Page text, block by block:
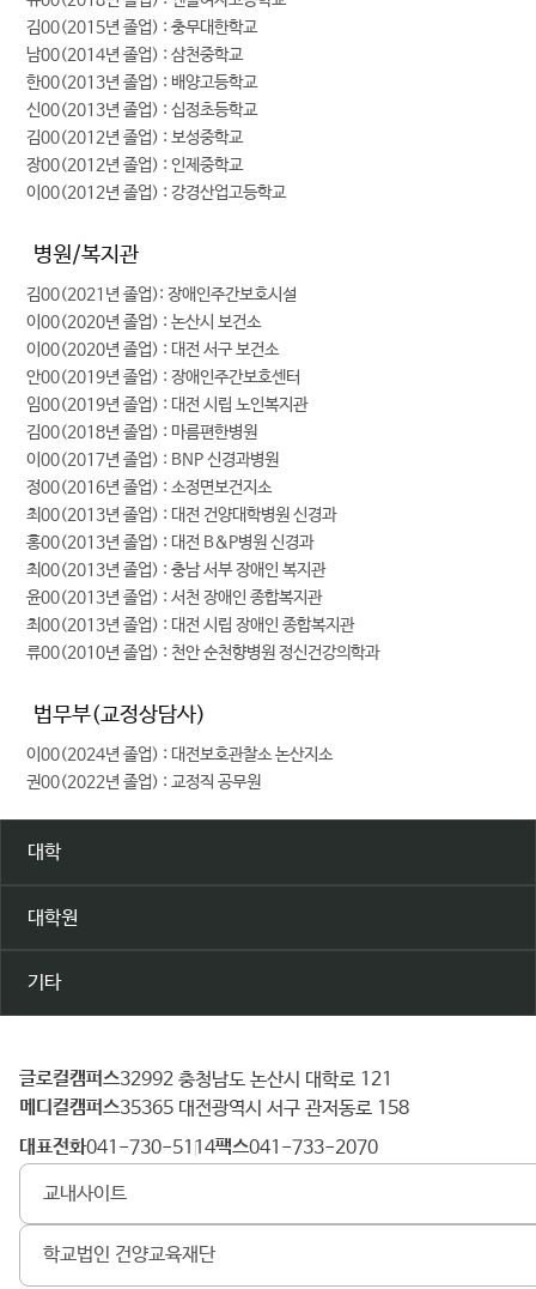
김00(2015년 졸업) : 충무대한학교
남00(2014년 졸업) : 삼천중학교
한00(2013년 졸업) : 배양고등학교
신00(2013년 졸업) : 십정초등학교
김00(2012년 졸업) : 보성중학교
장00(2012년 졸업) : 인제중학교
이00(2012년 졸업) : 강경산업고등학교
병원/복지관
김00(2021년 졸업): 장애인주간보호시설
이00(2020년 졸업) : 논산시 보건소
이00(2020년 졸업) : 대전 서구 보건소
안00(2019년 졸업) : 장애인주간보호센터
임00(2019년 졸업) : 대전 시립 노인복지관
김00(2018년 졸업) : 마름편한병원
이00(2017년 졸업) : BNP 신경과병원
정00(2016년 졸업) : 소정면보건지소
최00(2013년 졸업) : 대전 건양대학병원 신경과
홍00(2013년 졸업) : 대전 B&P병원 신경과
최00(2013년 졸업) : 충남 서부 장애인 복지관
윤00(2013년 졸업) : 서천 장애인 종합복지관
최00(2013년 졸업) : 대전 시립 장애인 종합복지관
류00(2010년 졸업) : 천안 순천향병원 정신건강의학과
법무부(교정상담사)
이00(2024년 졸업) : 대전보호관찰소 논산지소
권00(2022년 졸업) : 교정직 공무원
대학
대학원
기타
건
양
대
학
글로컬캠퍼스 32992 충청남도 논산시 대학로 121
메디컬캠퍼스 35365 대전광역시 서구 관저동로 158
대표전화 041-730-5114 팩스 041-733-2070
교내사이트
학교법인 건양교육재단